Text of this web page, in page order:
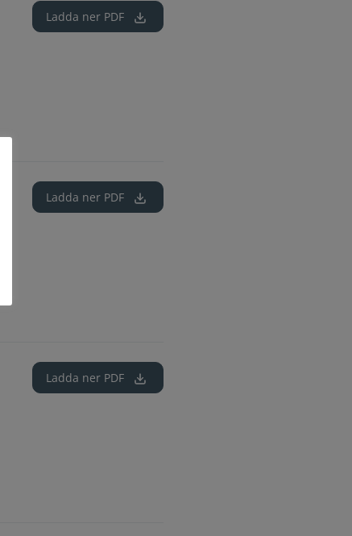
Ladda ner PDF
Ladda ner PDF
Ladda ner PDF